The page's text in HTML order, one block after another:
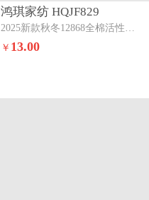
鸿琪家纺 HQJF829
￥ 13.00